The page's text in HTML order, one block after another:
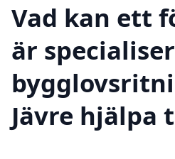
Vad kan ett
är
Jävre hjälpa